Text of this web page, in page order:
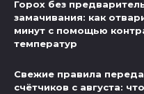
Горох без
замачивания: как
минут с помощью
температур
Свежие правила
счётчиков с августа: